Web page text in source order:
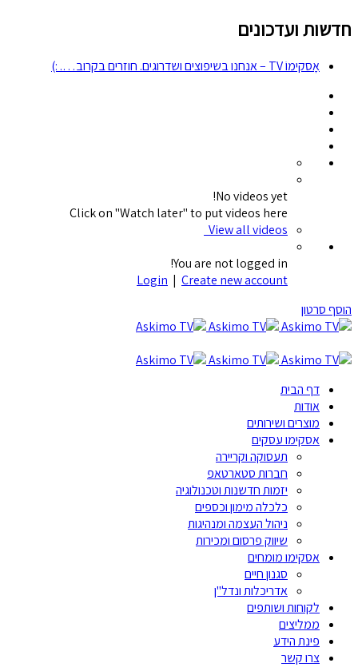
חדשות ועדכונים
אָסקימוֹ TV – אנחנו בשיפוצים ושדרוגים. חוזרים בקרוב…. :)
No videos yet!
Click on "Watch later" to put videos here
View all videos
You are not logged in!
Login | Create new account
הוסף סרטון
דף הבית
אודות
מוצרים ושירותים
אסקימו עסקים
תעסוקה וקריירה
חברות סטארטאפ
יזמות חדשנות וטכנולוגיה
כלכלה מימון וכספים
ניהול העצמה ומנהיגות
שיווק פרסום ומכירות
אסקימו מומחים
סגנון חיים
אדריכלות ונדל"ן
לקוחות ושותפים
ממליצים
פינת הידע
צרו קשר